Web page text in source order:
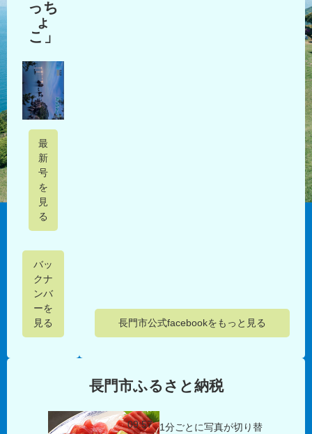
っち
ょ
こ」
最
新
号
を
見
る
バッ
クナ
ンバ
ーを
見る
長門市公式facebookをもっと見る
長門市ふるさと納税
09:57
1分ごとに写真が切り替